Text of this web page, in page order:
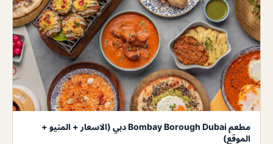
مطعم Bombay Borough Dubai دبي (الاسعار + المنيو +
الموقع)